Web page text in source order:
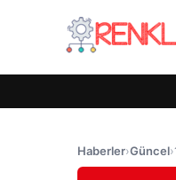
Haberler›Güncel›